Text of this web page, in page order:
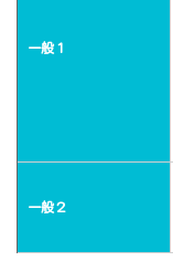
一般１
一般２